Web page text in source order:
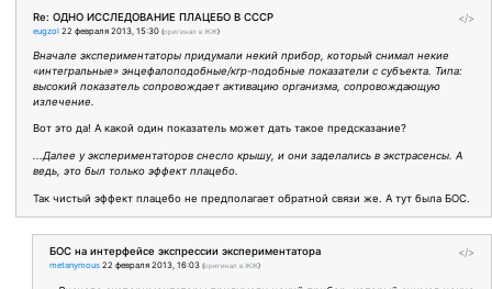
</>
Re: ОДНО ИССЛЕДОВАНИЕ ПЛАЦЕБО В СССР
eugzol 22 февраля 2013, 15:30 (оригинал в ЖЖ)
Вначале экспериментаторы придумали некий прибор, который снимал некие
«интегральные» энцефалоподобные/кгр-подобные показатели с субъекта. Типа:
высокий показатель сопровождает активацию организма, сопровождающую
излечение.
Вот это да! А какой один показатель может дать такое предсказание?
...Далее у экспериментаторов снесло крышу, и они заделались в экстрасенсы. А
ведь, это был только эффект плацебо.
Так чистый эффект плацебо не предполагает обратной связи же. А тут была БОС.
</>
БОС на интерфейсе экспрессии экспериментатора
metanymous 22 февраля 2013, 16:03 (оригинал в ЖЖ)